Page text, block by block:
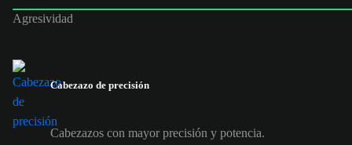
Agresividad
Cabezazo de precisión
Cabezazos con mayor precisión y potencia.